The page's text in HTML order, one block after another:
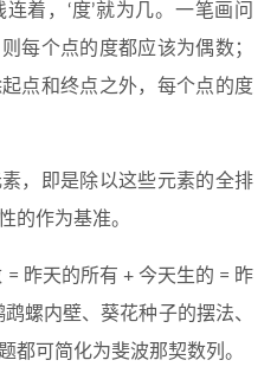
着，‘度’就为几。一笔画问
每个点的度都应该为偶数；
点和终点之外，每个点的度
，即是除以这些元素的全排
的作为基准。
昨天的所有 + 今天生的 = 昨
螺内壁、葵花种子的摆法、
都可简化为斐波那契数列。